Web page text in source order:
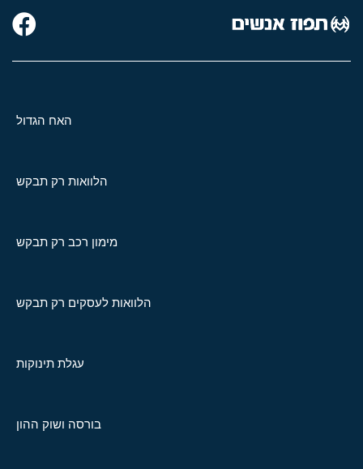
האח הגדול
הלוואות רק תבקש
מימון רכב רק תבקש
הלוואות לעסקים רק תבקש
עגלת תינוקות
בורסה ושוק ההון